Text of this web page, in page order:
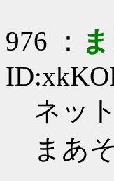
976 ：
ネッ
まあ